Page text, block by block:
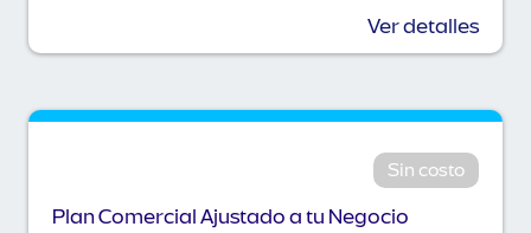
Ver detalles
Sin costo
Plan Comercial Ajustado a tu Negocio